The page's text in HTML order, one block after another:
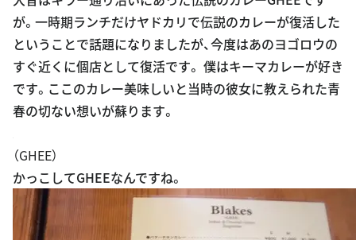
ということで話題になりましたが、今度はあのヨゴロウの
すぐ近くに個店として復活です。 僕はキーマカレーが好き
です。ここのカレー美味しいと当時の彼女に教えられた青
春の切ない想いが蘇ります。
（GHEE）
かっこしてGHEEなんですね。